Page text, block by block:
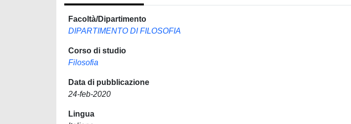
Facoltà/Dipartimento
DIPARTIMENTO DI FILOSOFIA
Corso di studio
Filosofia
Data di pubblicazione
24-feb-2020
Lingua